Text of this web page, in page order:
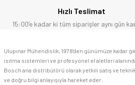
M... K... | 04/05/2026
Hızlı Teslimat
15:00’e kadar ki tüm siparişler aynı gün
Ulupınar Mühendislik, 1978'den günümüze kadar
ısıtma sistemleri ve profesyonel el aletleri
Bosch ana distribütörü olarak yetkili satış ve
ve doğru bilgi anlayışıyla hareket eder.